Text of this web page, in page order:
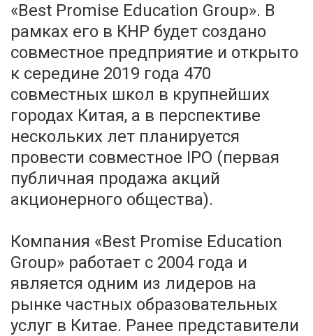
«Best Promise Education Group». В
рамках его в КНР будет создано
совместное предприятие и открыто
к середине 2019 года 470
совместных школ в крупнейших
городах Китая, а в перспективе
нескольких лет планируется
провести совместное IPO (первая
публичная продажа акций
акционерного общества).
Компания «Best Promise Education
Group» работает с 2004 года и
является одним из лидеров на
рынке частных образовательных
услуг в Китае. Ранее представители